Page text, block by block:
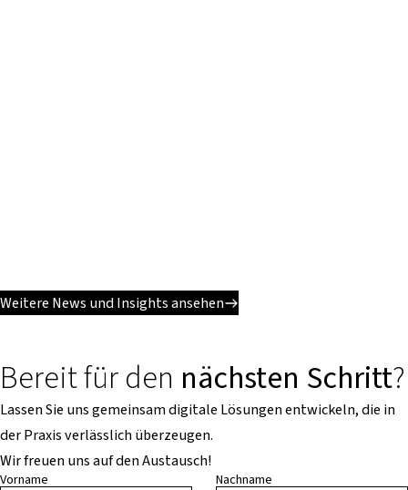
Weitere News und Insights ansehen
Bereit für den nächsten Schritt?
Lassen Sie uns gemeinsam digitale Lösungen entwickeln, die in
der Praxis verlässlich überzeugen.
Wir freuen uns auf den Austausch!
Vorname Nachname